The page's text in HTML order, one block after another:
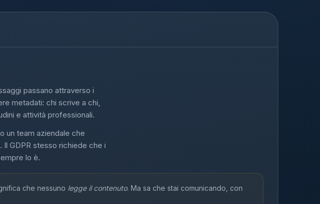
passano attraverso i
metadati: chi scrive a chi,
e attività professionali.
un team aziendale che
GDPR stesso richiede che i
lo è.
che nessuno legge il contenuto. Ma sa che stai comunicando, con